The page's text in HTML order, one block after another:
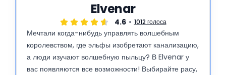
Elvenar
4.6 1012 голоса
Мечтали когда-нибудь управлять волшебным
королевством, где эльфы изобретают канализацию,
а люди изучают волшебную пыльцу? В Elvenar у
вас появляются все возможности! Выбирайте расу,